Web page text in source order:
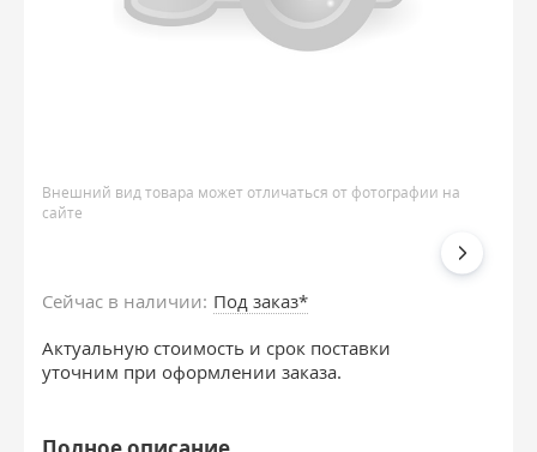
Внешний вид товара может отличаться от фотографии на
сайте
Сейчас в наличии: Под заказ*
Актуальную стоимость и срок поставки
уточним при оформлении заказа.